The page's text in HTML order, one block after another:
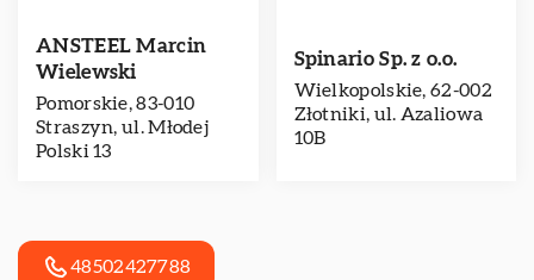
ANSTEEL Marcin
Wielewski
Pomorskie, 83-010
Straszyn, ul. Młodej
Polski 13
Spinario Sp. z o.o.
Wielkopolskie, 62-002
Złotniki, ul. Azaliowa
10B
48502427788